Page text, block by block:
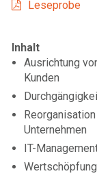
Leseprobe
Inhalt
Ausrichtung
Kunden
Unternehmen
IT-